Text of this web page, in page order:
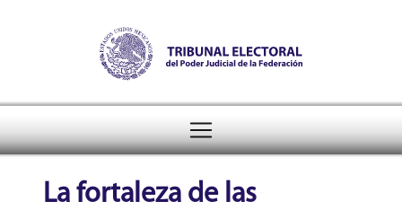
Tribunal Electoral del
header
La fortaleza de las